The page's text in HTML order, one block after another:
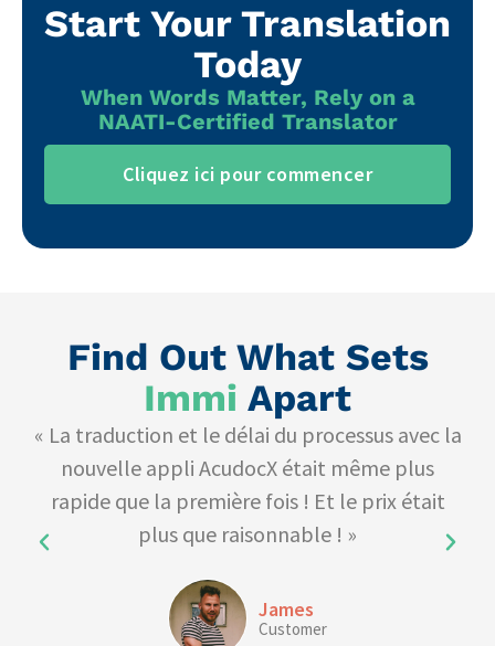
Start Your Translation
Today
When Words Matter, Rely on a
NAATI-Certified Translator
Cliquez ici pour commencer
Find Out What Sets
Immi Apart
« La traduction et le délai du processus avec la
nouvelle appli AcudocX était même plus
rapide que la première fois ! Et le prix était
plus que raisonnable ! »
James
Customer